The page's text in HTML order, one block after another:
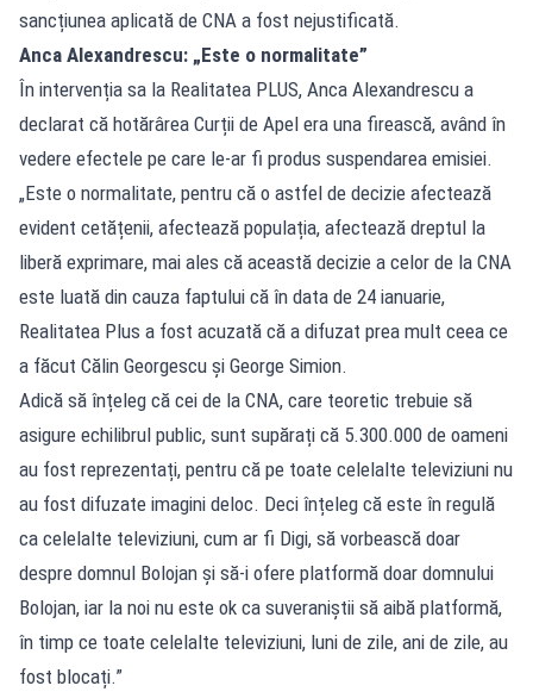
sancțiunea aplicată de CNA a fost nejustificată.
Anca Alexandrescu: „Este o normalitate”
În intervenția sa la Realitatea PLUS, Anca Alexandrescu a
declarat că hotărârea Curții de Apel era una firească, având în
vedere efectele pe care le-ar fi produs suspendarea emisiei.
„Este o normalitate, pentru că o astfel de decizie afectează
evident cetățenii, afectează populația, afectează dreptul la
liberă exprimare, mai ales că această decizie a celor de la CNA
este luată din cauza faptului că în data de 24 ianuarie,
Realitatea Plus a fost acuzată că a difuzat prea mult ceea ce
a făcut Călin Georgescu și George Simion.
Adică să înțeleg că cei de la CNA, care teoretic trebuie să
asigure echilibrul public, sunt supărați că 5.300.000 de oameni
au fost reprezentați, pentru că pe toate celelalte televiziuni nu
au fost difuzate imagini deloc. Deci înțeleg că este în regulă
ca celelalte televiziuni, cum ar fi Digi, să vorbească doar
despre domnul Bolojan și să-i ofere platformă doar domnului
Bolojan, iar la noi nu este ok ca suveraniștii să aibă platformă,
în timp ce toate celelalte televiziuni, luni de zile, ani de zile, au
fost blocați.”